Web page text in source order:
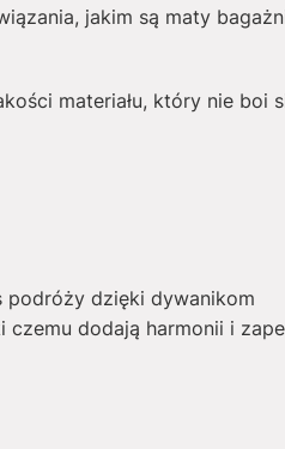
jakim są maty
materiału, który nie boi
dzięki dywanikom
czemu dodają harmonii i